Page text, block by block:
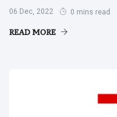
06 Dec, 2022 0 mins read
READ MORE